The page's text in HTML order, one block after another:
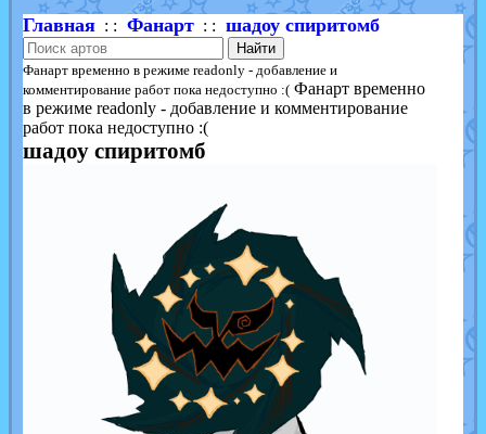
Главная: : Фанарт: : шадоу спиритомб
Найти
Фанарт временно в режиме readonly - добавление и
комментирование работ пока недоступно :( Фанарт временно
в режиме readonly - добавление и комментирование
работ пока недоступно :(
шадоу спиритомб